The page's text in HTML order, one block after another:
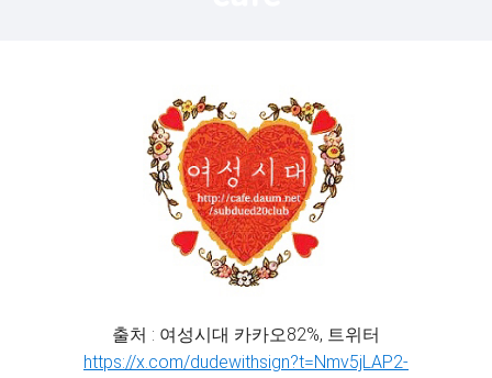
출처 : 여성시대 카카오82%, 트위터
https://x.com/dudewithsign?t=Nmv5jLAP2-